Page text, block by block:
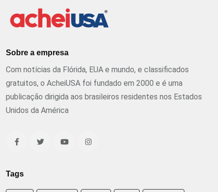
Sobre a empresa
Com notícias da Flórida, EUA e mundo, e classificados
gratuitos, o AcheiUSA foi fundado em 2000 e é uma
publicação dirigida aos brasileiros residentes nos Estados
Unidos da América
Tags